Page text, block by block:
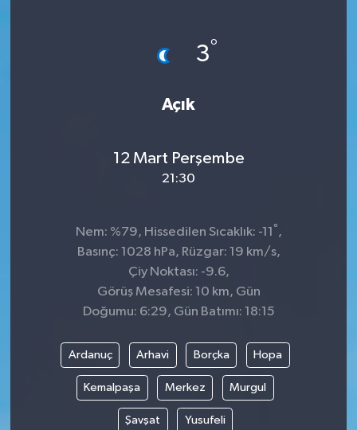
3°
Açık
12 Mart Perşembe
21:30
Nem: %79, Hissedilen Sıcaklık: -11 ° ,
Basınç: 1028 hPa, Rüzgar: 19 km/s,
Çiy Noktası: -9.6,
Görüş Mesafesi: 10 km, Gün
Doğumu: 6:29, Gün Batımı: 18:15
Ardanuç Arhavi Borçka Hopa
Kemalpaşa Merkez Murgul
Şavşat Yusufeli